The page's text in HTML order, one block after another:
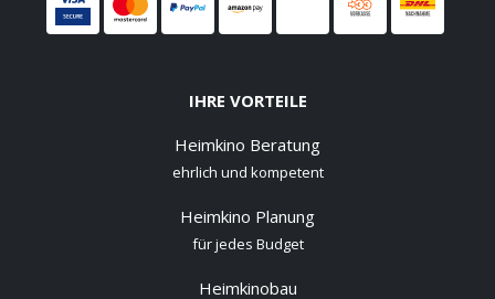
IHRE VORTEILE
Heimkino Beratung
ehrlich und kompetent
Heimkino Planung
für jedes Budget
Heimkinobau